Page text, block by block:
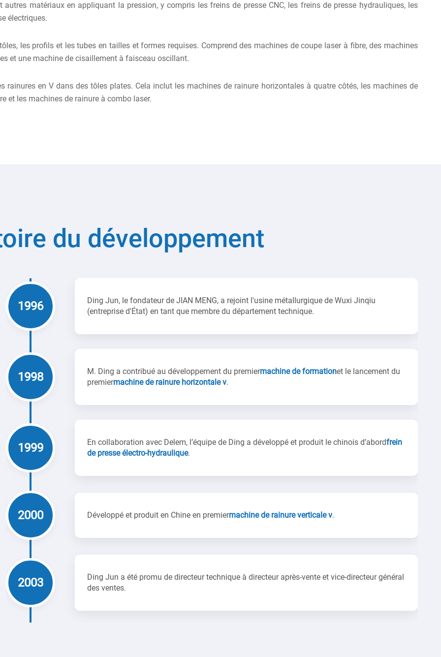
matériaux en appliquant la pression, y compris les freins de presse CNC, les freins de presse hydrauliques, les
électriques.
les profils et les tubes en tailles et formes requises. Comprend des machines de coupe laser à fibre, des machines
et une machine de cisaillement à faisceau oscillant.
rainures en V dans des tôles plates. Cela inclut les machines de rainure horizontales à quatre côtés, les machines de
et les machines de rainure à combo laser.
du développement
1996
Ding Jun, le fondateur de JIAN MENG, a rejoint l'usine métallurgique de Wuxi Jinqiu
(entreprise d'État) en tant que membre du département technique.
1998 M. Ding a contribué au développement du premiermachine de formationet le lancement du
premiermachine de rainure horizontale v.
1999 En collaboration avec Delem, l’équipe de Ding a développé et produit le chinois d’abordfrein
de presse électro-hydraulique.
2000 Développé et produit en Chine en premiermachine de rainure verticale v.
2003
Ding Jun a été promu de directeur technique à directeur après-vente et vice-directeur général
des ventes.